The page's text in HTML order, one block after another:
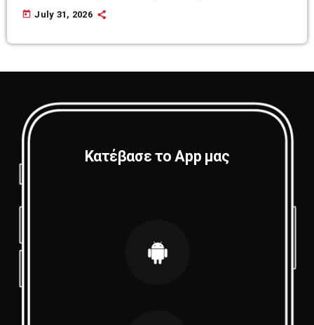
today July 31, 2026
Κατέβασε το App μας